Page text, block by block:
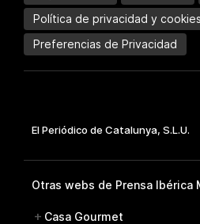
Política de privacidad y cookies
Preferencias de Privacidad
Otras webs de Prensa Ibérica
Casa Gourmet